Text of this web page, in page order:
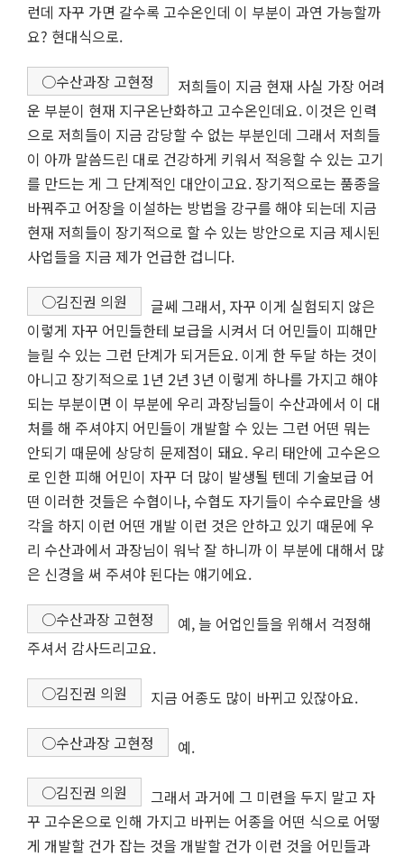
런데 자꾸 가면 갈수록 고수온인데 이 부분이 과연 가능할까
요? 현대식으로.
○수산과장 고현정
저희들이 지금 현재 사실 가장 어려
운 부분이 현재 지구온난화하고 고수온인데요. 이것은 인력
으로 저희들이 지금 감당할 수 없는 부분인데 그래서 저희들
이 아까 말씀드린 대로 건강하게 키워서 적응할 수 있는 고기
를 만드는 게 그 단계적인 대안이고요. 장기적으로는 품종을
바꿔주고 어장을 이설하는 방법을 강구를 해야 되는데 지금
현재 저희들이 장기적으로 할 수 있는 방안으로 지금 제시된
사업들을 지금 제가 언급한 겁니다.
○김진권 의원
글쎄 그래서, 자꾸 이게 실험되지 않은
이렇게 자꾸 어민들한테 보급을 시켜서 더 어민들이 피해만
늘릴 수 있는 그런 단계가 되거든요. 이게 한 두달 하는 것이
아니고 장기적으로 1년 2년 3년 이렇게 하나를 가지고 해야
되는 부분이면 이 부분에 우리 과장님들이 수산과에서 이 대
처를 해 주셔야지 어민들이 개발할 수 있는 그런 어떤 뭐는
안되기 때문에 상당히 문제점이 돼요. 우리 태안에 고수온으
로 인한 피해 어민이 자꾸 더 많이 발생될 텐데 기술보급 어
떤 이러한 것들은 수협이나, 수협도 자기들이 수수료만을 생
각을 하지 이런 어떤 개발 이런 것은 안하고 있기 때문에 우
리 수산과에서 과장님이 워낙 잘 하니까 이 부분에 대해서 많
은 신경을 써 주셔야 된다는 얘기에요.
○수산과장 고현정
예, 늘 어업인들을 위해서 걱정해
주셔서 감사드리고요.
○김진권 의원 지금 어종도 많이 바뀌고 있잖아요.
○수산과장 고현정 예.
○김진권 의원
그래서 과거에 그 미련을 두지 말고 자
꾸 고수온으로 인해 가지고 바뀌는 어종을 어떤 식으로 어떻
게 개발할 건가 잡는 것을 개발할 건가 이런 것을 어민들과